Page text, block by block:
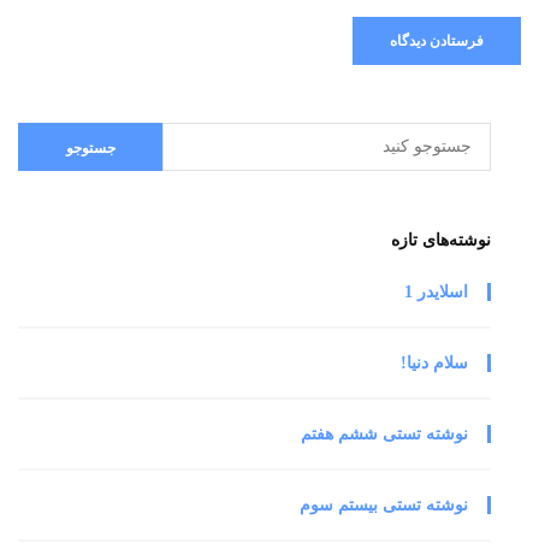
نوشته‌های تازه
اسلایدر 1
سلام دنیا!
نوشته تستی ششم هفتم
نوشته تستی بیستم سوم